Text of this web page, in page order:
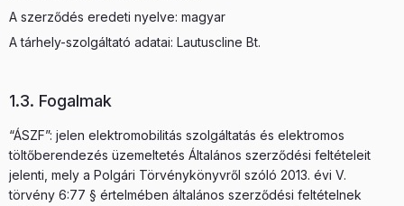
A szerződés eredeti nyelve: magyar
A tárhely-szolgáltató adatai: Lautuscline Bt.
1.3. Fogalmak
“ÁSZF”: jelen elektromobilitás szolgáltatás és elektromos
töltőberendezés üzemeltetés Általános szerződési feltételeit
jelenti, mely a Polgári Törvénykönyvről szóló 2013. évi V.
törvény 6:77 § értelmében általános szerződési feltételnek